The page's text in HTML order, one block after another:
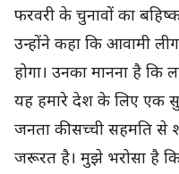
फरवरी के चुनावों का
उन्होंने कहा कि आवामी
होगा। उनका मानना है
यह हमारे देश के लिए एक
जनता की सच्ची सहमति से
जरूरत है। मुझे भरोसा है कि